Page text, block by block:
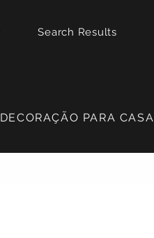
Search Results
DECORAÇÃO PARA CASA